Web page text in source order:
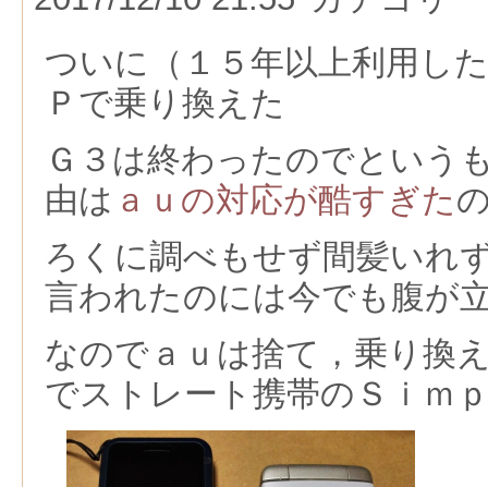
ついに（１５年以上利用し
Ｐで乗り換えた
Ｇ３は終わったのでという
由は ａｕの対応が酷すぎた
ろくに調べもせず間髪いれ
言われたのには今でも腹が
なのでａｕは捨て，乗り換
でストレート携帯のＳｉｍ